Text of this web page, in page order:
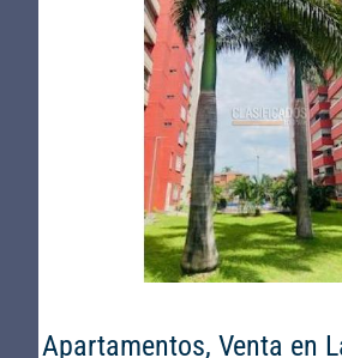
Apartamentos, Venta en